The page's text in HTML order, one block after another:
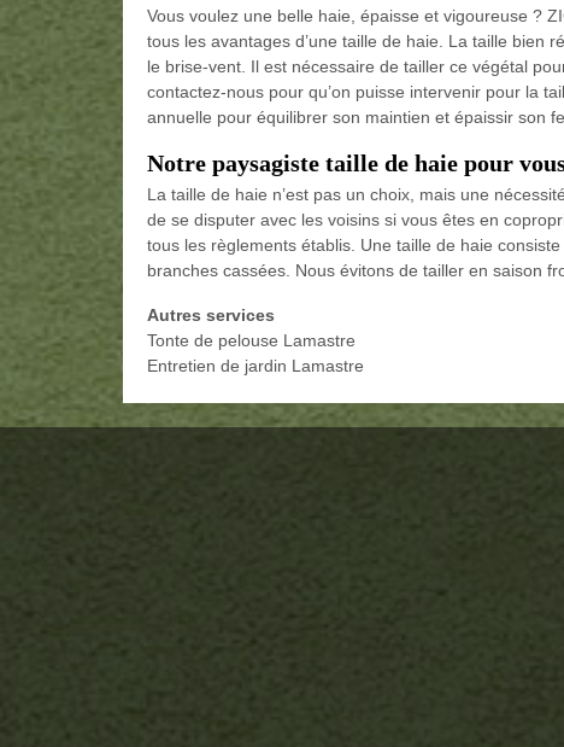
Vous voulez une belle haie, épaisse et vigoureuse ?
tous les avantages d’une taille de haie. La taille bien
le brise-vent. Il est nécessaire de tailler ce végétal
contactez-nous pour qu’on puisse intervenir pour la
annuelle pour équilibrer son maintien et épaissir son
Notre paysagiste taille de haie pour
La taille de haie n’est pas un choix, mais une
de se disputer avec les voisins si vous êtes en
tous les règlements établis. Une taille de haie
branches cassées. Nous évitons de tailler en saison
Autres services
Tonte de pelouse Lamastre
Entretien de jardin Lamastre